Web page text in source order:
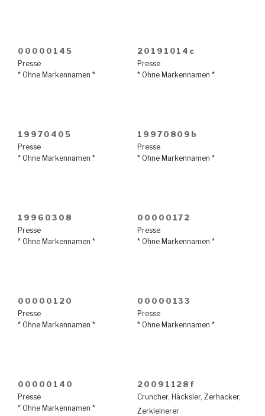
00000145
Presse
* Ohne Markennamen *
20191014c
Presse
* Ohne Markennamen *
19970405
Presse
* Ohne Markennamen *
19970809b
Presse
* Ohne Markennamen *
19960308
Presse
* Ohne Markennamen *
00000172
Presse
* Ohne Markennamen *
00000120
Presse
* Ohne Markennamen *
00000133
Presse
* Ohne Markennamen *
00000140
Presse
* Ohne Markennamen *
20091128f
Cruncher, Häcksler, Zerhacker,
Zerkleinerer